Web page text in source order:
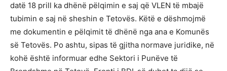
datë 18 prill ka dhënë pëlqimin e saj që VLEN të mbajë
tubimin e saj në sheshin e Tetovës. Këtë e dëshmojmë
me dokumentin e pëlqimit të dhënë nga ana e Komunës
së Tetovës. Po ashtu, sipas të gjitha normave juridike, në
kohë është informuar edhe Sektori i Punëve të